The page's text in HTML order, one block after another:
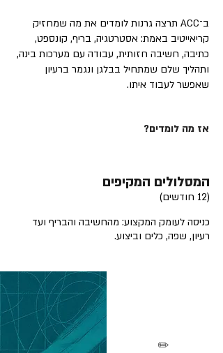
ב־ACC תרצה גרנות לומדים את מה שמחזיק
קריאייטיב באמת: אסטרטגיה, בריף, קונספט,
כתיבה, חשיבה חזותית, עבודה עם מערכות בינה,
ותהליך שלם שמתחיל בבלגן ונגמר ברעיון
שאפשר לעבוד איתו.
אז מה לומדים?
המסלולים המקיפים
(12 חודשים)
כניסה לעומק המקצוע: מהחשיבה והבריף ועד
רעיון, שפה, כלים וביצוע.
✏️